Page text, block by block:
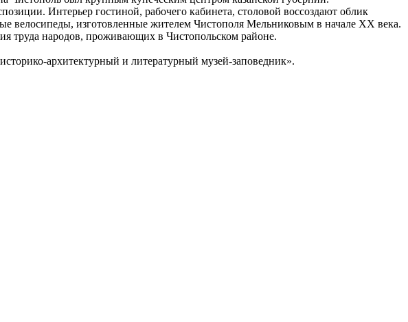
Интерьер гостиной, рабочего кабинета, столовой воссоздают облик
велосипеды, изготовленные жителем Чистополя Мельниковым в начале ХХ века.
труда народов, проживающих в Чистопольском районе.
архитектурный и литературный музей-заповедник».